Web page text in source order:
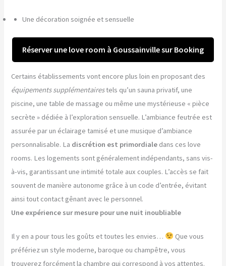
Une décoration soignée et sensuelle
Réserver une love room à Goussainville sur Booking
Certains établissements vont encore plus loin en proposant des
équipements supplémentairestels qu’un sauna privatif, une
piscine, une table de massage ou même une mystérieuse « pièce
secrète » dédiée à l’exploration sensuelle. L’ambiance feutrée est
assurée par un éclairage tamisé et une musique d’ambiance
personnalisable. La discrétion est primordiale dans ces love
rooms. Les logements sont généralement indépendants, sans vis-
à-vis, garantissant une intimité totale aux couples. L’accès se fait
souvent de manière autonome grâce à un code d’entrée, évitant
ainsi tout contact gênant avec le personnel.
Une expérience sur mesure pour une nuit inoubliable
Il y en a pour tous les goûts et toutes les envies…
Que vous
préfériez un style moderne, baroque ou champêtre, vous
trouverez forcément la chambre qui correspond à vos attentes.